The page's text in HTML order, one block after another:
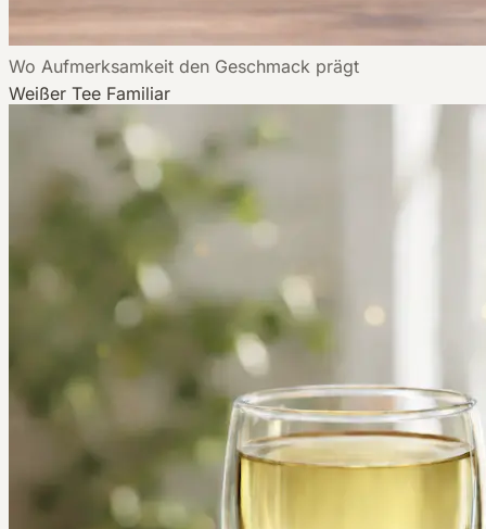
Wo Aufmerksamkeit den Geschmack prägt
Weißer Tee Familiar